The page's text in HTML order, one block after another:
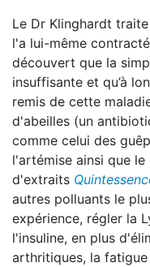
Le Dr Klinghardt
l'a lui-même
découvert que la
insuffisante et qu’à
remis de cette
d'abeilles (un
comme celui des
l'artémise ainsi que le
d'extraits
autres polluants le
expérience, régler la
l'insuline, en plus
arthritiques, la